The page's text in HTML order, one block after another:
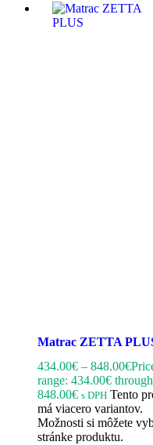
Matrac ZETTA
434.00€ – 848.00€
range: 434.00€ through
848.00€ s DPH Tento
má viacero variantov.
Možnosti si môžete
stránke produktu.